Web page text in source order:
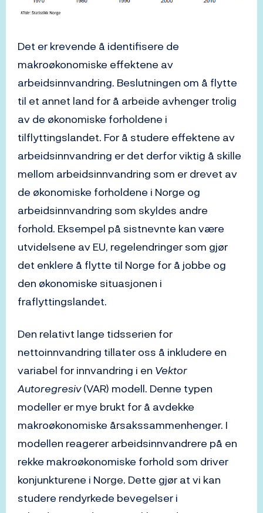
Det er krevende å identifisere de
makroøkonomiske effektene av
arbeidsinnvandring. Beslutningen om å flytte
til et annet land for å arbeide avhenger trolig
av de økonomiske forholdene i
tilflyttingslandet. For å studere effektene av
arbeidsinnvandring er det derfor viktig å skille
mellom arbeidsinnvandring som er drevet av
de økonomiske forholdene i Norge og
arbeidsinnvandring som skyldes andre
forhold. Eksempel på sistnevnte kan være
utvidelsene av EU, regelendringer som gjør
det enklere å flytte til Norge for å jobbe og
den økonomiske situasjonen i
fraflyttingslandet.
Den relativt lange tidsserien for
nettoinnvandring tillater oss å inkludere en
variabel for innvandring i en Vektor
Autoregresiv(VAR) modell. Denne typen
modeller er mye brukt for å avdekke
makroøkonomiske årsakssammenhenger. I
modellen reagerer arbeidsinnvandrere på en
rekke makroøkonomiske forhold som driver
konjunkturene i Norge. Dette gjør at vi kan
studere rendyrkede bevegelser i